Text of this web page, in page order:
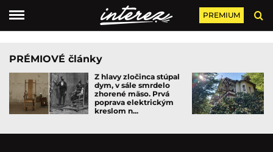
PREMIUM
PRÉMIOVÉ články
Z hlavy zločinca stúpal
dym, v sále smrdelo
zhorené mäso. Prvá
poprava elektrickým
kreslom n...